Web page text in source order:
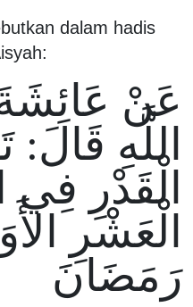
dalam hadis
عَنْ
اللَّهِ قَالَ:
الْقَدْرِ فِي
الْعَشْرِ
رَمَضَانَ